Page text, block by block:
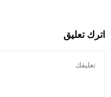
اترك تعليق